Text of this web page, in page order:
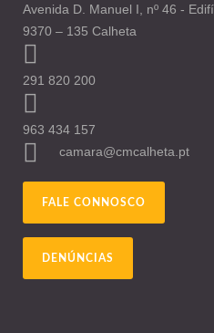
Avenida D. Manuel I, nº 46 -
9370 – 135 Calheta
291 820 200
963 434 157
camara@cmcalheta.pt
FALE CONNOSCO
DENÚNCIAS